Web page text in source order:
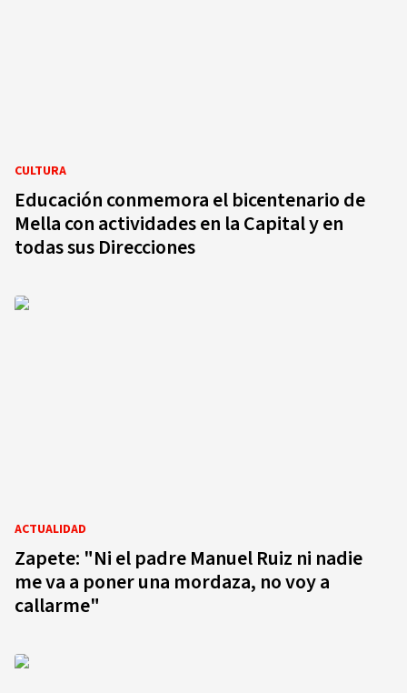
CULTURA
Educación conmemora el bicentenario de
Mella con actividades en la Capital y en
todas sus Direcciones
ACTUALIDAD
Zapete: "Ni el padre Manuel Ruiz ni nadie
me va a poner una mordaza, no voy a
callarme"